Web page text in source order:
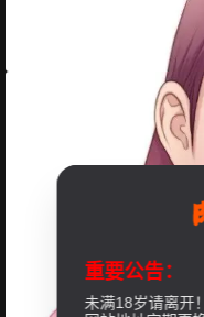
重要公告：
未满18岁请离开